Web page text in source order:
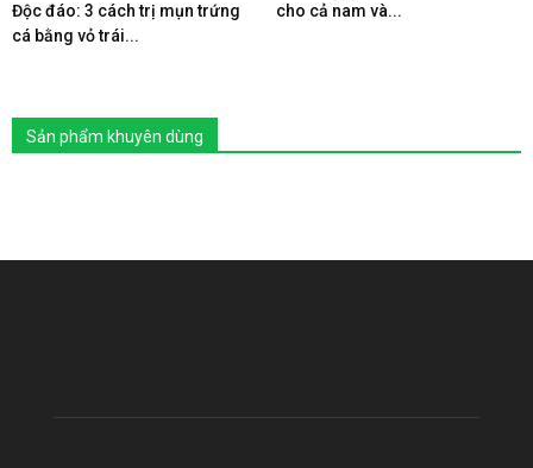
Độc đáo: 3 cách trị mụn trứng
cá bằng vỏ trái...
cho cả nam và...
Sản phẩm khuyên dùng